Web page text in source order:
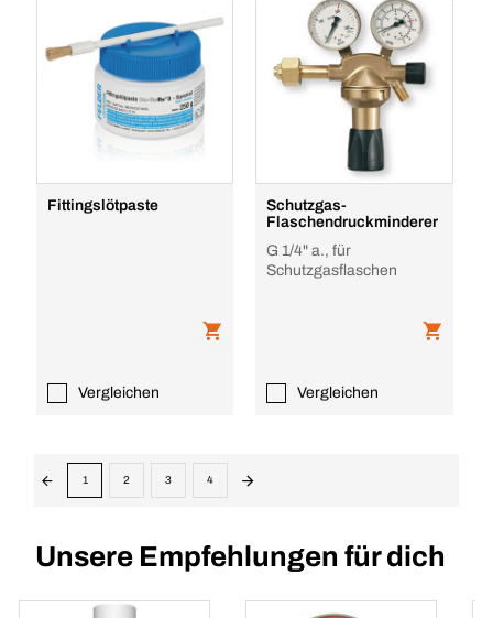
Fittingslötpaste
Vergleichen
Schutzgas-
Flaschendruckminderer
G 1/4" a., für
Schutzgasflaschen
Vergleichen
1 2 3 4
Unsere Empfehlungen für dich